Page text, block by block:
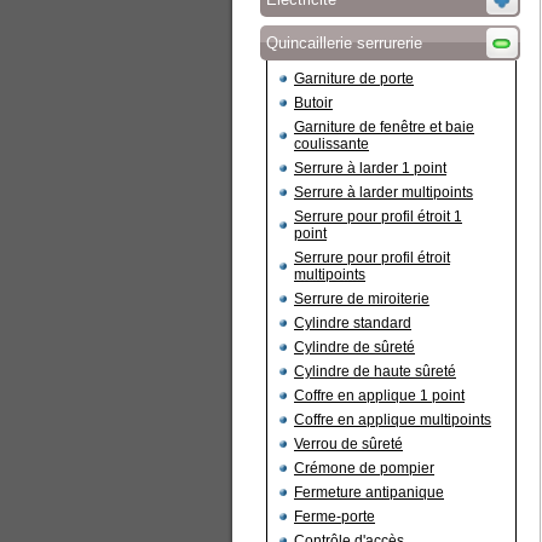
Quincaillerie serrurerie
Garniture de porte
Butoir
Garniture de fenêtre et baie
coulissante
Serrure à larder 1 point
Serrure à larder multipoints
Serrure pour profil étroit 1
point
Serrure pour profil étroit
multipoints
Serrure de miroiterie
Cylindre standard
Cylindre de sûreté
Cylindre de haute sûreté
Coffre en applique 1 point
Coffre en applique multipoints
Verrou de sûreté
Crémone de pompier
Fermeture antipanique
Ferme-porte